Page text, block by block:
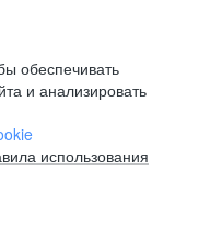
обеспечивать
и анализировать
использования